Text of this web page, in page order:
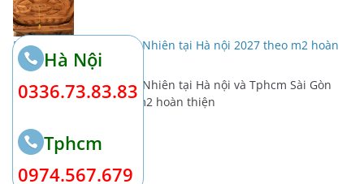
Báo giá 1m2 trần gỗ Tự Nhiên tại Hà nội 2027 theo m2 hoàn
thiện trọn gói
Báo giá 1m2 trần gỗ Tự Nhiên tại Hà nội và Tphcm Sài Gòn
năm 2026 – 2027 theo m2 hoàn thiện
Hà Nội
0336.73.83.83
Tphcm
0974.567.679